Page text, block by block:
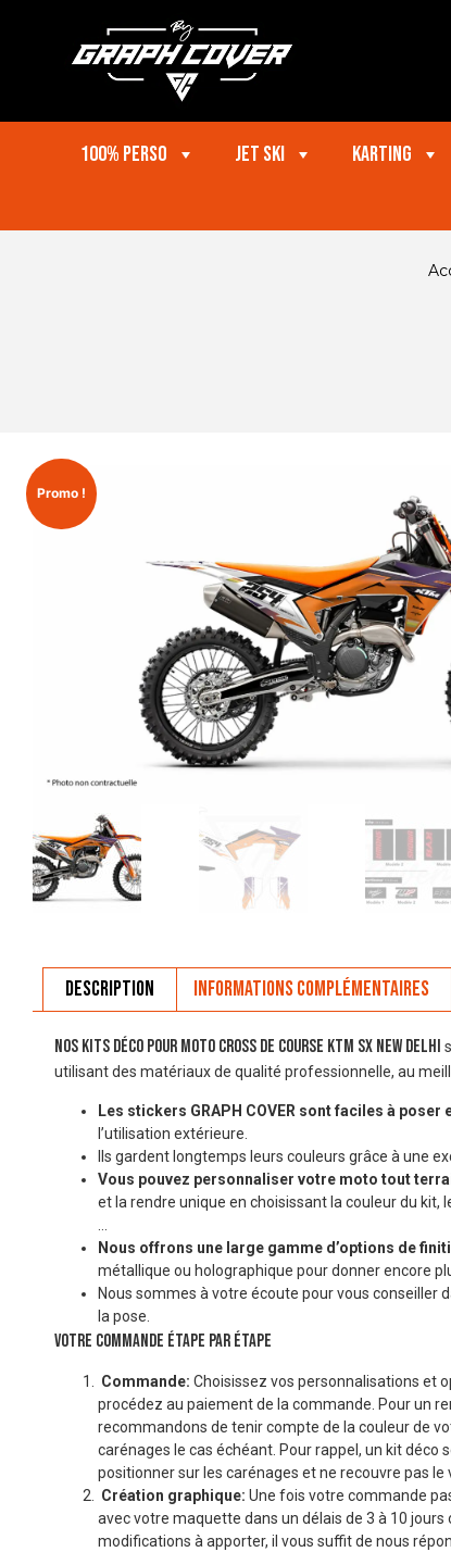
100% perso Jet ski Karting
Promo !
Description Informations complémentaires
Nos Kits Déco pour moto cross de course KTM SX NEW DELHI
utilisant des matériaux de qualité professionnelle, au
Les stickers GRAPH COVER sont faciles à poser
l’utilisation extérieure.
Ils gardent longtemps leurs couleurs grâce à une
Vous pouvez personnaliser votre moto tout
et la rendre unique en choisissant la couleur du kit,
Nous offrons une large gamme d’options de
métallique ou holographique pour donner encore
Nous sommes à votre écoute pour vous conseiller
la pose.
VOTRE COMMANDE ÉTAPE PAR ÉTAPE
Commande: Choisissez vos personnalisations et
procédez au paiement de la commande. Pour un
recommandons de tenir compte de la couleur de
carénages le cas échéant. Pour rappel, un kit déco
positionner sur les carénages et ne recouvre pas le
Création graphique: Une fois votre commande
avec votre maquette dans un délais de 3 à 10 jours
modifications à apporter, il vous suffit de nous